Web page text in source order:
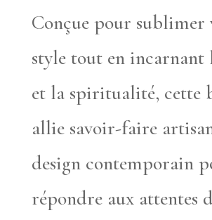
Conçue pour sublimer
style tout en incarnant
et la spiritualité, cette
allie savoir-faire
design contemporain
répondre aux attentes